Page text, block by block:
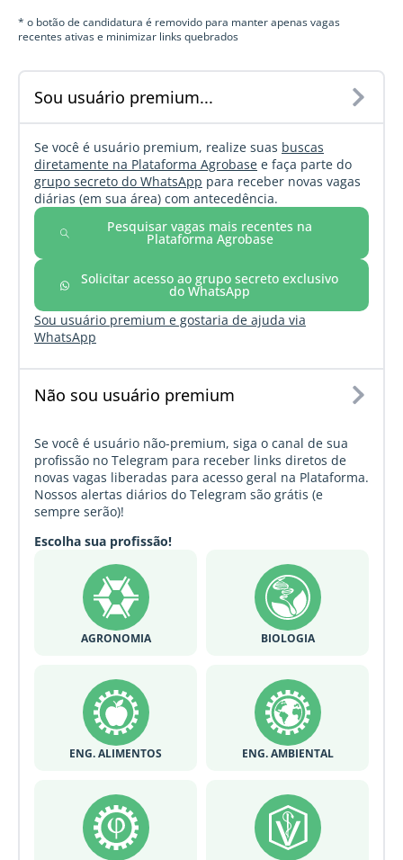
* o botão de candidatura é removido para manter apenas vagas
recentes ativas e minimizar links quebrados
Sou usuário premium...
Se você é usuário premium, realize suas buscas
diretamente na Plataforma Agrobase e faça parte do
grupo secreto do WhatsApp para receber novas vagas
diárias (em sua área) com antecedência.
Pesquisar vagas mais recentes na
Plataforma Agrobase
Solicitar acesso ao grupo secreto exclusivo
do WhatsApp
Sou usuário premium e gostaria de ajuda via
WhatsApp
Não sou usuário premium
Se você é usuário não-premium, siga o canal de sua
profissão no Telegram para receber links diretos de
novas vagas liberadas para acesso geral na Plataforma.
Nossos alertas diários do Telegram são grátis (e
sempre serão)!
Escolha sua profissão!
AGRONOMIA BIOLOGIA
ENG. ALIMENTOS ENG. AMBIENTAL